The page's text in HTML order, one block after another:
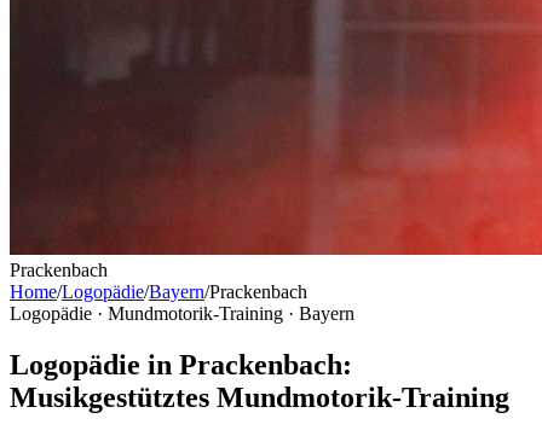
Prackenbach
Home/Logopädie/Bayern/Prackenbach
Logopädie · Mundmotorik-Training · Bayern
Logopädie in Prackenbach:
Musikgestütztes Mundmotorik-Training